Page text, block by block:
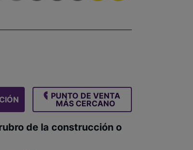
PUNTO DE VENTA
MÁS CERCANO
de la construcción o